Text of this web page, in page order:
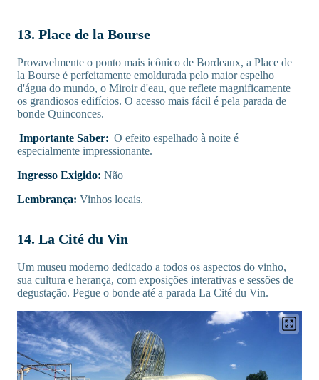
13. Place de la Bourse
Provavelmente o ponto mais icônico de Bordeaux, a Place de
la Bourse é perfeitamente emoldurada pelo maior espelho
d'água do mundo, o Miroir d'eau, que reflete magnificamente
os grandiosos edifícios. O acesso mais fácil é pela parada de
bonde Quinconces.
Importante Saber: O efeito espelhado à noite é
especialmente impressionante.
Ingresso Exigido: Não
Lembrança: Vinhos locais.
14. La Cité du Vin
Um museu moderno dedicado a todos os aspectos do vinho,
sua cultura e herança, com exposições interativas e sessões de
degustação. Pegue o bonde até a parada La Cité du Vin.